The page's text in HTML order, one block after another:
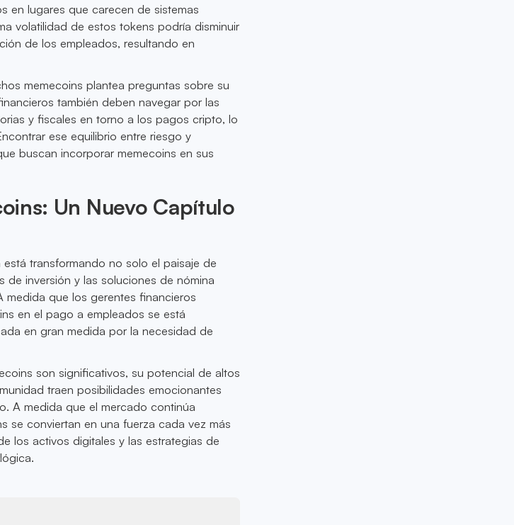
en lugares que carecen de sistemas
volatilidad de estos tokens podría disminuir
de los empleados, resultando en
memecoins plantea preguntas sobre su
también deben navegar por las
y fiscales en torno a los pagos cripto, lo
ese equilibrio entre riesgo y
buscan incorporar memecoins en sus
Un Nuevo Capítulo
transformando no solo el paisaje de
de inversión y las soluciones de nómina
que los gerentes financieros
en el pago a empleados se está
en gran medida por la necesidad de
son significativos, su potencial de altos
traen posibilidades emocionantes
A medida que el mercado continúa
se conviertan en una fuerza cada vez más
los activos digitales y las estrategias de